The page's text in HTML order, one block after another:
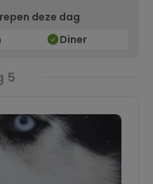
landschap.
deze dag
Diner
5